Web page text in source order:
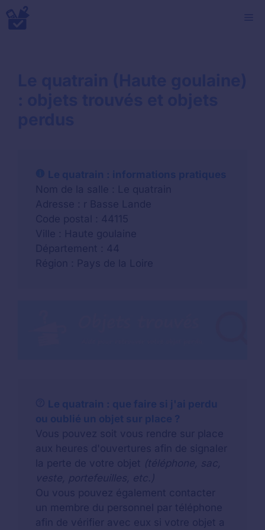
Aller
au
Le quatrain : que faire si j'ai perdu
ou oublié un objet sur place ?
Vous pouvez soit vous rendre sur place
aux heures d'ouvertures afin de signaler
la perte de votre objet (téléphone, sac,
veste, portefeuilles, etc.)
Ou vous pouvez également contacter
un membre du personnel par téléphone
afin de vérifier avec eux si votre objet a